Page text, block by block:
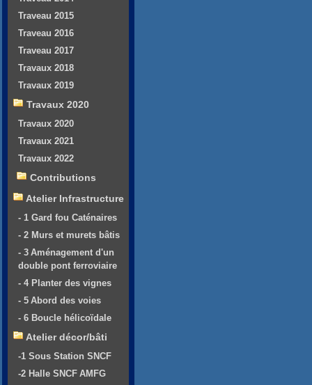
Traveau 2015
Traveau 2016
Traveau 2017
Travaux 2018
Travaux 2019
Travaux 2020
Travaux 2020
Travaux 2021
Travaux 2022
Contributions
Atelier Infrastructure
- 1 Gard fou Caténaires
- 2 Murs et murets bâtis
- 3 Aménagement d'un
double pont ferroviaire
- 4 Planter des vignes
- 5 Abord des voies
- 6 Boucle hélicoïdale
Atelier décor/bâti
-1 Sous Station SNCF
-2 Halle SNCF AMFG